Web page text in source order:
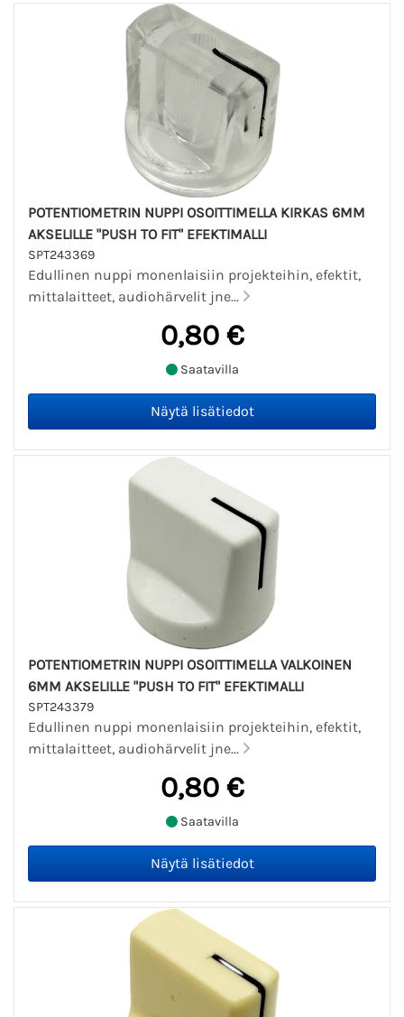
POTENTIOMETRIN NUPPI OSOITTIMELLA KIRKAS 6MM
AKSELILLE "PUSH TO FIT" EFEKTIMALLI
SPT243369
Edullinen nuppi monenlaisiin projekteihin, efektit,
mittalaitteet, audiohärvelit jne...
0,80 €
Saatavilla
POTENTIOMETRIN NUPPI OSOITTIMELLA VALKOINEN
6MM AKSELILLE "PUSH TO FIT" EFEKTIMALLI
SPT243379
Edullinen nuppi monenlaisiin projekteihin, efektit,
mittalaitteet, audiohärvelit jne...
0,80 €
Saatavilla